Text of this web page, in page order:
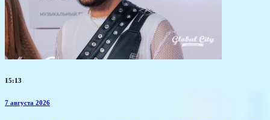
15:13
7 августа 2026